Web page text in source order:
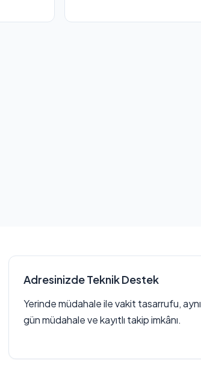
Adresinizde Teknik Destek
Yerinde müdahale ile vakit tasarrufu, aynı
gün müdahale ve kayıtlı takip imkânı.